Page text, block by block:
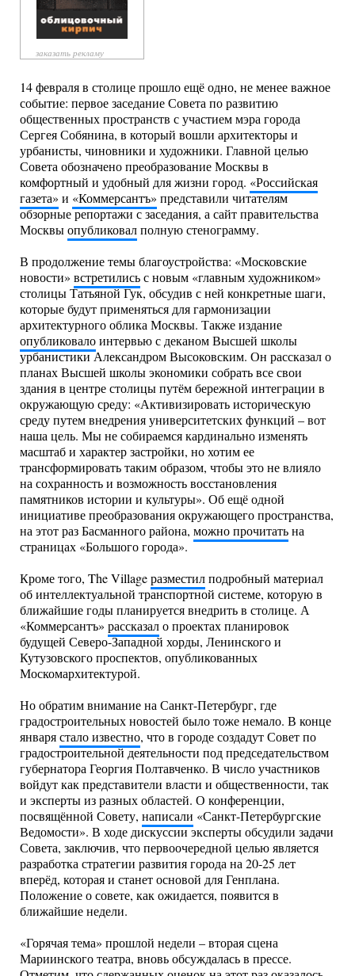
заказать рекламу
14 февраля в столице прошло ещё одно, не менее важное
событие: первое заседание Совета по развитию
общественных пространств с участием мэра города
Сергея Собянина, в который вошли архитекторы и
урбанисты, чиновники и художники. Главной целью
Совета обозначено преобразование Москвы в
комфортный и удобный для жизни город. «Российская
газета» и «Коммерсантъ» представили читателям
обзорные репортажи с заседания, а сайт правительства
Москвыопубликовалполную стенограмму.
В продолжение темы благоустройства: «Московские
новости» встретилисьс новым «главным художником»
столицы Татьяной Гук, обсудив с ней конкретные шаги,
которые будут применяться для гармонизации
архитектурного облика Москвы. Также издание
опубликовалоинтервью с деканом Высшей школы
урбанистики Александром Высоковским. Он рассказал о
планах Высшей школы экономики собрать все свои
здания в центре столицы путём бережной интеграции в
окружающую среду: «Активизировать историческую
среду путем внедрения университетских функций – вот
наша цель. Мы не собираемся кардинально изменять
масштаб и характер застройки, но хотим ее
трансформировать таким образом, чтобы это не влияло
на сохранность и возможность восстановления
памятников истории и культуры». Об ещё одной
инициативе преобразования окружающего пространства,
на этот раз Басманного района, можно прочитатьна
страницах «Большого города».
Кроме того, The Villageразместилподробный материал
об интеллектуальной транспортной системе, которую в
ближайшие годы планируется внедрить в столице. А
«Коммерсантъ» рассказало проектах планировок
будущей Северо-Западной хорды, Ленинского и
Кутузовского проспектов, опубликованных
Москомархитектурой.
Но обратим внимание на Санкт-Петербург, где
градостроительных новостей было тоже немало. В конце
январястало известно, что в городе создадут Совет по
градостроительной деятельности под председательством
губернатора Георгия Полтавченко. В число участников
войдут как представители власти и общественности, так
и эксперты из разных областей. О конференции,
посвящённой Совету, написали «Санкт-Петербургские
Ведомости». В ходе дискуссии эксперты обсудили задачи
Совета, заключив, что первоочередной целью является
разработка стратегии развития города на 20-25 лет
вперёд, которая и станет основой для Генплана.
Положение о совете, как ожидается, появится в
ближайшие недели.
«Горячая тема» прошлой недели – вторая сцена
Мариинского театра, вновь обсуждалась в прессе.